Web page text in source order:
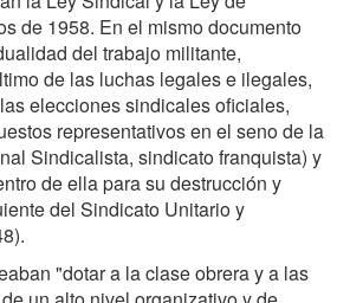
de 1958. En el mismo documento
del trabajo militante,
de las luchas legales e ilegales,
elecciones sindicales oficiales,
representativos en el seno de la
Sindicalista, sindicato franquista) y
de ella para su destrucción y
del Sindicato Unitario y
"dotar a la clase obrera y a las